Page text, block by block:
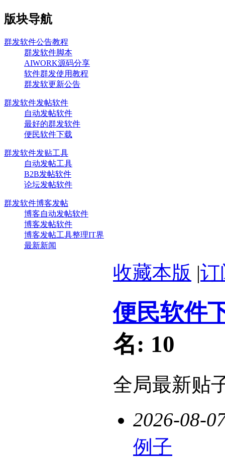
版块导航
群发软件公告教程
群发软件脚本
AIWORK源码分享
软件群发使用教程
群发软更新公告
群发软件发帖软件
自动发帖软件
最好的群发软件
便民软件下载
群发软件发贴工具
自动发帖工具
B2B发帖软件
论坛发帖软件
群发软件博客发帖
博客自动发帖软件
博客发帖软件
博客发帖工具整理IT界
最新新闻
收藏本版 |订
便民软件
名: 10
全局最新贴
2026-08-
例子